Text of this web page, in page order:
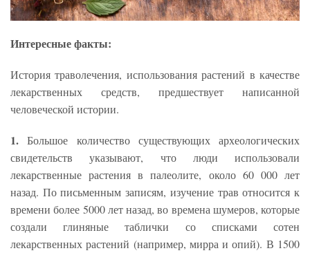
Интересные факты:
История траволечения, использования растений в качестве
лекарственных средств, предшествует написанной
человеческой истории.
1.Большое количество существующих археологических
свидетельств указывают, что люди использовали
лекарственные растения в палеолите, около 60 000 лет
назад. По письменным записям, изучение трав относится к
времени более 5000 лет назад, во времена шумеров, которые
создали глиняные таблички со списками сотен
лекарственных растений (например, мирра и опий). В 1500